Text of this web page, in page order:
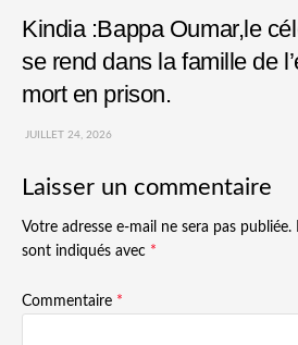
Kindia :Bappa Oumar,le
se rend dans la famille de
mort en prison.
JUILLET 24, 2026
Laisser un commentaire
Votre adresse e-mail ne sera pas publiée.
sont indiqués avec *
Commentaire *